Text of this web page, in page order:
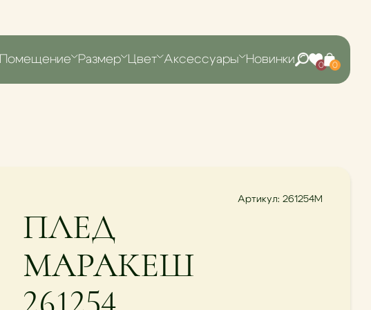
Помещение Размер Цвет Аксессуары Новинки 0 0
ПЛЕД
МАРАКЕШ
Артикул: 261254М